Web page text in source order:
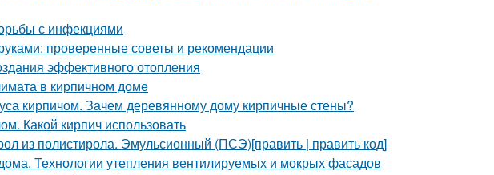
с инфекциями
проверенные советы и рекомендации
эффективного отопления
в кирпичном доме
кирпичом. Зачем деревянному дому кирпичные стены?
Какой кирпич использовать
из полистирола. Эмульсионный (ПСЭ)[править | править код]
Технологии утепления вентилируемых и мокрых фасадов